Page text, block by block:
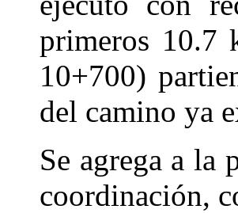
primeros 10.7
10+700)
del camino ya
Se agrega a la
coordinación,